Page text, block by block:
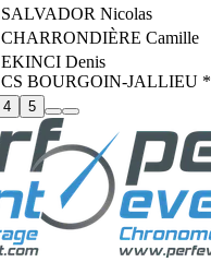
SALVADOR Nicolas
CHARRONDIÈRE Camille
EKINCI Denis
CS BOURGOIN-JALLIEU *
4 5